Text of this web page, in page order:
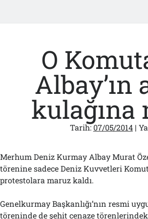
O
kulağına
Tarih:07/05/2014|
Merhum Deniz Kurmay Albay Murat
törenine sadece Deniz Kuvvetleri
protestolara maruz kaldı.
Genelkurmay Başkanlığı’nın resmi
töreninde de şehit cenaze